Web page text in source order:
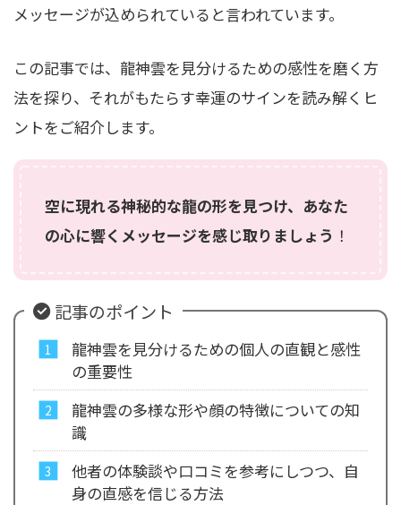
メッセージが込められていると言われています。
この記事では、龍神雲を見分けるための感性を磨く方
法を探り、それがもたらす幸運のサインを読み解くヒ
ントをご紹介します。
空に現れる神秘的な龍の形を見つけ、あなた
の心に響くメッセージを感じ取りましょう ！
記事のポイント
龍神雲を見分けるための個人の直観と感性
の重要性
龍神雲の多様な形や顔の特徴についての知
識
他者の体験談や口コミを参考にしつつ、自
身の直感を信じる方法